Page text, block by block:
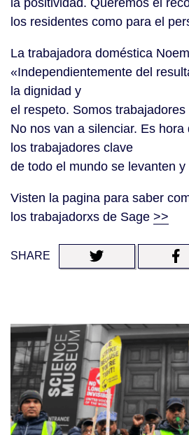
la positividad. Queremos el
los residentes como para el
La trabajadora doméstica
«Independientemente del
la dignidad y
el respeto. Somos
No nos van a silenciar. Es hora
los trabajadores clave
de todo el mundo se levanten
Visten la pagina para saber
los trabajadorxs de Sage >>
SHARE